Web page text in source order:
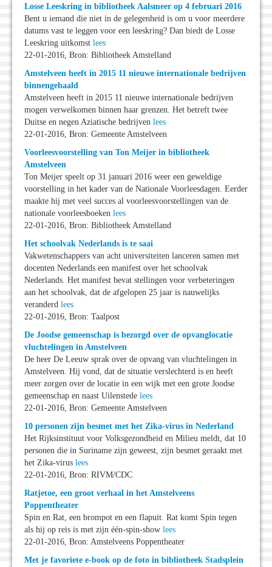
Losse Leeskring in bibliotheek Aalsmeer op 4 februari 2016
Bent u iemand die niet in de gelegenheid is om u voor meerdere
datums vast te leggen voor een leeskring? Dan biedt de Losse
Leeskring uitkomst lees
22-01-2016, Bron: Bibliotheek Amstelland
Amstelveen heeft in 2015 11 nieuwe internationale bedrijven
binnengehaald
Amstelveen heeft in 2015 11 nieuwe internationale bedrijven
mogen verwelkomen binnen haar grenzen. Het betreft twee
Duitse en negen Aziatische bedrijven lees
22-01-2016, Bron: Gemeente Amstelveen
Voorleesvoorstelling van Ton Meijer in bibliotheek
Amstelveen
Ton Meijer speelt op 31 januari 2016 weer een geweldige
voorstelling in het kader van de Nationale Voorleesdagen. Eerder
maakte hij met veel succes al voorleesvoorstellingen van de
nationale voorleesboeken lees
22-01-2016, Bron: Bibliotheek Amstelland
Het schoolvak Nederlands is te saai
Vakwetenschappers van acht universiteiten lanceren samen met
docenten Nederlands een manifest over het schoolvak
Nederlands. Het manifest bevat stellingen voor verbeteringen
aan het schoolvak, dat de afgelopen 25 jaar is nauwelijks
veranderd lees
22-01-2016, Bron: Taalpost
De Joodse gemeenschap is bezorgd over de opvanglocatie
vluchtelingen in Amstelveen
De heer De Leeuw sprak over de opvang van vluchtelingen in
Amstelveen. Hij vond, dat de situatie verslechterd is en heeft
meer zorgen over de locatie in een wijk met een grote Joodse
gemeenschap en naast Uilenstede lees
22-01-2016, Bron: Gemeente Amstelveen
10 personen zijn besmet met het Zika-virus in Nederland
Het Rijksinstituut voor Volksgezondheid en Milieu meldt, dat 10
personen die in Suriname zijn geweest, zijn besmet geraakt met
het Zika-virus lees
22-01-2016, Bron: RIVM/CDC
Ratjetoe, een groot verhaal in het Amstelveens
Poppentheater
Spin en Rat, een brompot en een flapuit. Rat komt Spin tegen
als hij op reis is met zijn één-spin-show lees
22-01-2016, Bron: Amstelveens Poppentheater
Met je favoriete e-book op de foto in bibliotheek Stadsplein